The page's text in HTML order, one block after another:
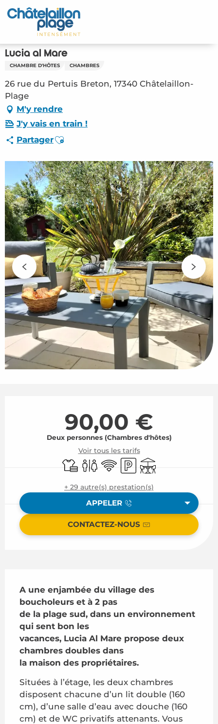
Aller
au
principal
Accueil
Découvrir
Activités
A vivre
Rendez-vous
Votre séjour
Espace Pro
Lucia al Mare
CHAMBRE D'HÔTES CHAMBRES
26 rue du Pertuis Breton, 17340 Châtelaillon-
Plage
M'y rendre
J'y vais en train !
PartagerAjouter aux favoris
90,00 €
Deux personnes (Chambres d'hôtes)
Voir tous les tarifs
Draps et linge
Toilettes
WiFi ParkingTerrasse
+ 29 autre(s) prestation(s)
APPELER
CONTACTEZ-NOUS
A une enjambée du village des
boucholeurs et à 2 pas
de la plage sud, dans un environnement
qui sent bon les
vacances, Lucia Al Mare propose deux
chambres doubles dans
la maison des propriétaires.
Situées à l’étage, les deux chambres
disposent chacune d’un lit double (160
cm), d’une salle d’eau avec douche (160
cm) et de WC privatifs attenants. Vous